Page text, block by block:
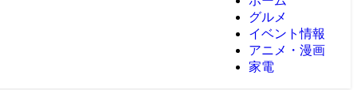
グルメ
イベント情報
アニメ・漫画
家電